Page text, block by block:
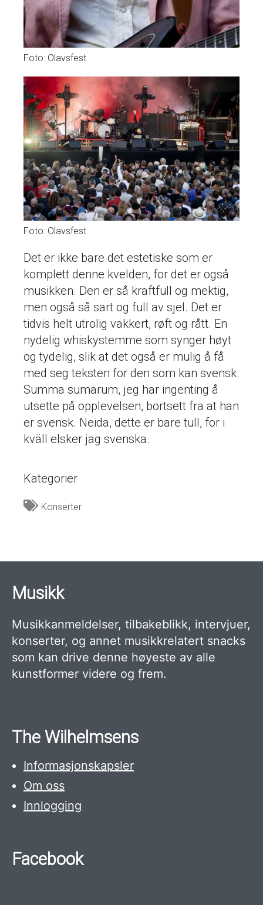
Foto: Olavsfest
Foto: Olavsfest
Det er ikke bare det estetiske som er
komplett denne kvelden, for det er også
musikken. Den er så kraftfull og mektig,
men også så sart og full av sjel. Det er
tidvis helt utrolig vakkert, røft og rått. En
nydelig whiskystemme som synger høyt
og tydelig, slik at det også er mulig å få
med seg teksten for den som kan svensk.
Summa sumarum, jeg har ingenting å
utsette på opplevelsen, bortsett fra at han
er svensk. Neida, dette er bare tull, for i
kväll elsker jag svenska.
Kategorier
Konserter
Musikk
Musikkanmeldelser, tilbakeblikk, intervjuer,
konserter, og annet musikkrelatert snacks
som kan drive denne høyeste av alle
kunstformer videre og frem.
The Wilhelmsens
Informasjonskapsler
Om oss
Innlogging
Facebook